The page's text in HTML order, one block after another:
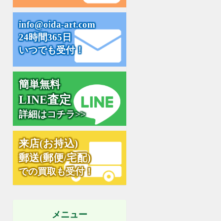
info@oida-art.com
24時間365日
いつでも受付！
簡単無料
LINE査定
詳細はコチラ>>
来店(お持込)
郵送(郵便/宅配)
での買取も受付！
メニュー